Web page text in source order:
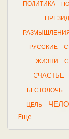
ПОЛИТИКА
РАЗМЫШЛЕНИЯ
РУССКИЕ
ЖИЗНИ
СЧАСТЬЕ
БЕСТОЛОЧЬ
ЦЕЛЬ
Еще